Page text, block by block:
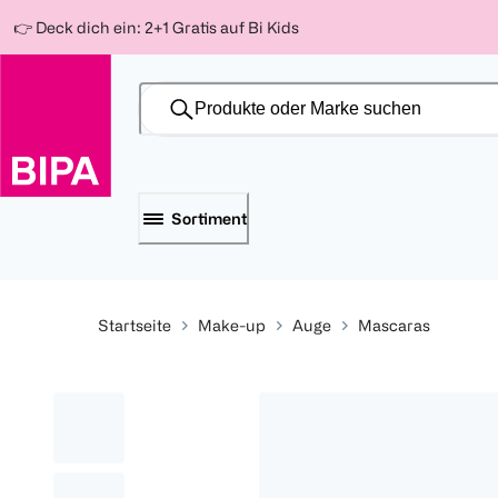
-10%
Für
150 Ös
-15%
Für
300 Ös
-20%
Für
500 Ös
zum
👉 Deck dich ein: 2+1 Gratis auf Bi Kids
Sortiment
Startseite Make-up Auge Mascaras